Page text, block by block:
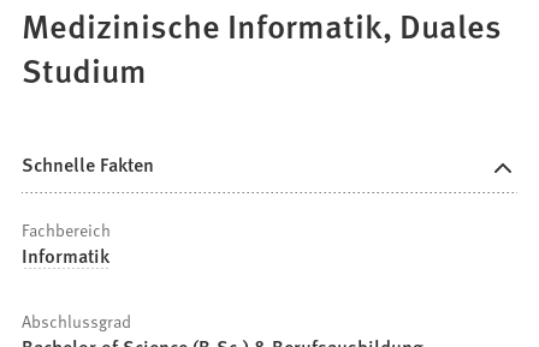
Medizinische Informatik, Duales
Studium
Schnelle Fakten
Fachbereich
Informatik
Abschlussgrad